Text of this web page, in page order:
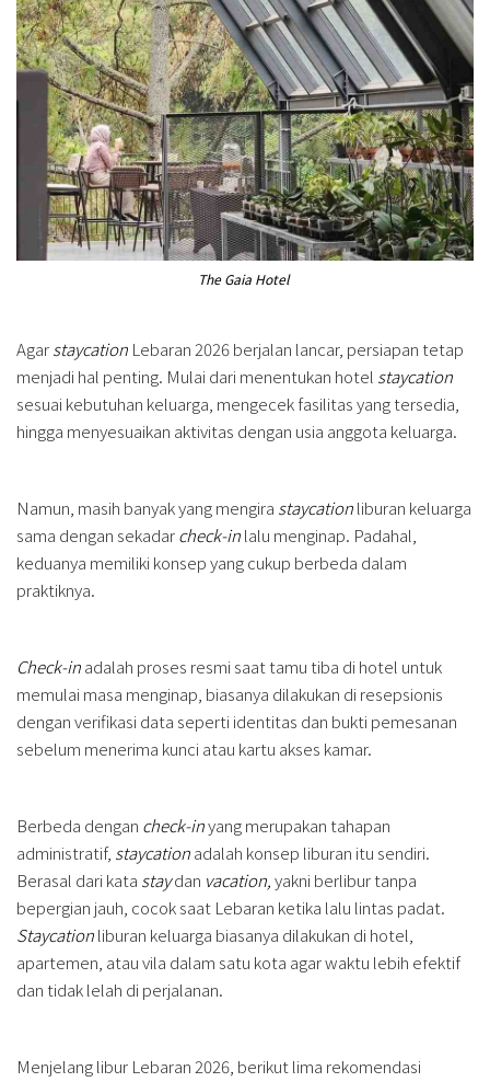
The Gaia Hotel
Agarstaycation Lebaran 2026 berjalan lancar, persiapan tetap
menjadi hal penting. Mulai dari menentukan hotel staycation
sesuai kebutuhan keluarga, mengecek fasilitas yang tersedia,
hingga menyesuaikan aktivitas dengan usia anggota keluarga.
Namun, masih banyak yang mengira staycationliburan keluarga
sama dengan sekadarcheck-inlalu menginap. Padahal,
keduanya memiliki konsep yang cukup berbeda dalam
praktiknya.
Check-inadalah proses resmi saat tamu tiba di hotel untuk
memulai masa menginap, biasanya dilakukan di resepsionis
dengan verifikasi data seperti identitas dan bukti pemesanan
sebelum menerima kunci atau kartu akses kamar.
Berbeda dengan check-inyang merupakan tahapan
administratif, staycationadalah konsep liburan itu sendiri.
Berasal dari kata staydan vacation,yakni berlibur tanpa
bepergian jauh, cocok saat Lebaran ketika lalu lintas padat.
Staycationliburan keluarga biasanya dilakukan di hotel,
apartemen, atau vila dalam satu kota agar waktu lebih efektif
dan tidak lelah di perjalanan.
Menjelang libur Lebaran 2026, berikut lima rekomendasi